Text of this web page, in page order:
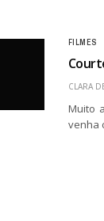
FILMES
CLARA
Muito
venha